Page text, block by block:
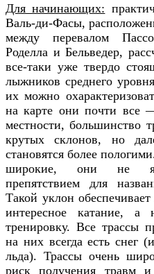
Для начинающих:
Валь-ди-Фасы,
между перевалом
Роделла и Бельведер,
все-таки уже твердо
лыжников среднего
их можно
на карте они почти все
местности, большинство
крутых склонов, но
становятся более
широкие, они не
препятствием для
Такой уклон
интересное катание,
тренировку. Все трассы
на них всегда есть снег
льда). Трассы очень
риск получения травм и